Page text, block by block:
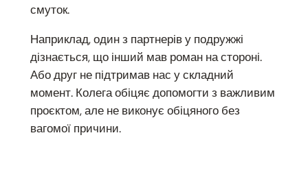
смуток.
Наприклад, один з партнерів у подружжі
дізнається, що інший мав роман на стороні.
Або друг не підтримав нас у складний
момент. Колега обіцяє допомогти з важливим
проєктом, але не виконує обіцяного без
вагомої причини.